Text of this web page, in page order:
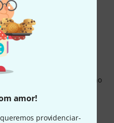
amor!
providenciar-
Thomann
em inglês e com um
um dos
no
Thomann